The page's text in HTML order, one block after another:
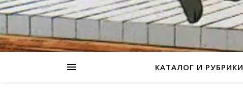
КАТАЛОГ И РУБРИКИ